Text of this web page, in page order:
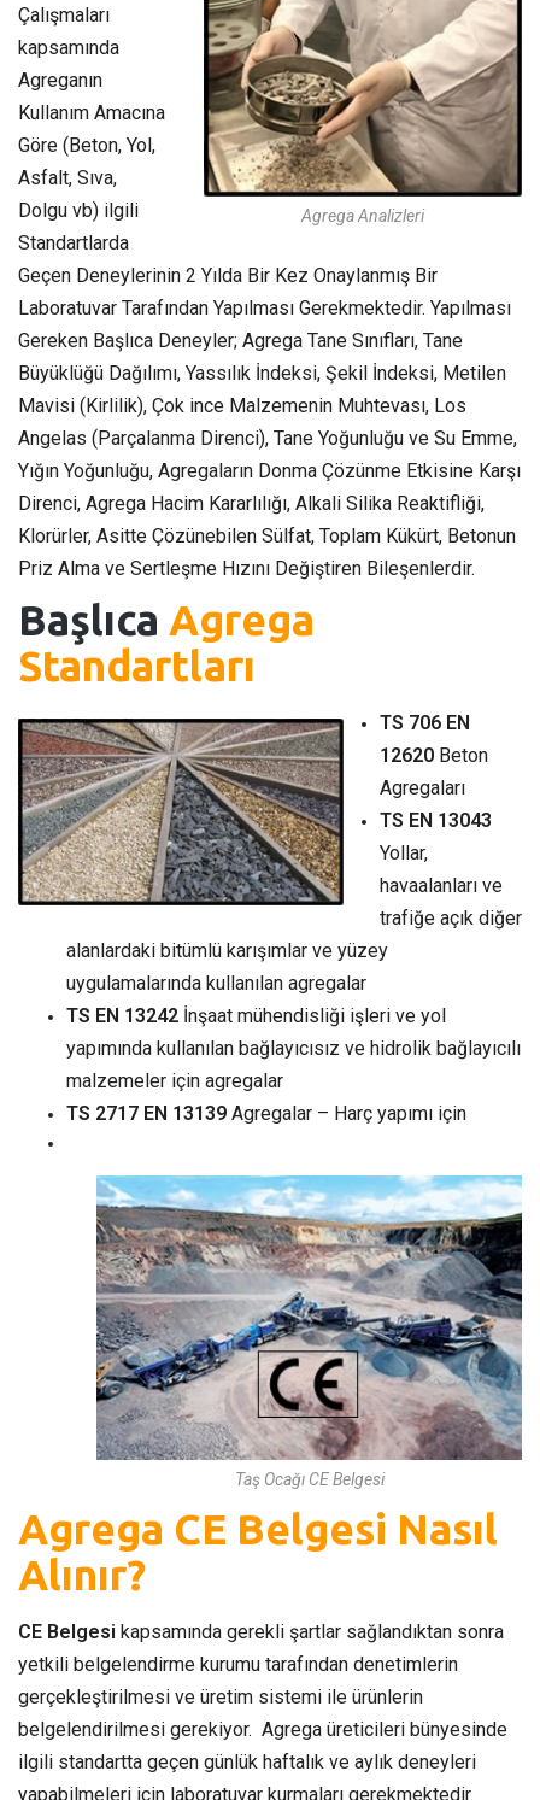
Agrega Analizleri
Çalışmaları
kapsamında
Agreganın
Kullanım Amacına
Göre (Beton, Yol,
Asfalt, Sıva,
Dolgu vb) ilgili
Standartlarda
Geçen Deneylerinin 2 Yılda Bir Kez Onaylanmış Bir
Laboratuvar Tarafından Yapılması Gerekmektedir. Yapılması
Gereken Başlıca Deneyler; Agrega Tane Sınıfları, Tane
Büyüklüğü Dağılımı, Yassılık İndeksi, Şekil İndeksi, Metilen
Mavisi (Kirlilik), Çok ince Malzemenin Muhtevası, Los
Angelas (Parçalanma Direnci), Tane Yoğunluğu ve Su Emme,
Yığın Yoğunluğu, Agregaların Donma Çözünme Etkisine Karşı
Direnci, Agrega Hacim Kararlılığı, Alkali Silika Reaktifliği,
Klorürler, Asitte Çözünebilen Sülfat, Toplam Kükürt, Betonun
Priz Alma ve Sertleşme Hızını Değiştiren Bileşenlerdir.
Başlıca Agrega
Standartları
TS 706 EN
12620 Beton
Agregaları
TS EN 13043
Yollar,
havaalanları ve
trafiğe açık diğer
alanlardaki bitümlü karışımlar ve yüzey
uygulamalarında kullanılan agregalar
TS EN 13242 İnşaat mühendisliği işleri ve yol
yapımında kullanılan bağlayıcısız ve hidrolik bağlayıcılı
malzemeler için agregalar
TS 2717 EN 13139 Agregalar – Harç yapımı için
Taş Ocağı CE Belgesi
Agrega CE Belgesi Nasıl
Alınır?
CE Belgesi kapsamında gerekli şartlar sağlandıktan sonra
yetkili belgelendirme kurumu tarafından denetimlerin
gerçekleştirilmesi ve üretim sistemi ile ürünlerin
belgelendirilmesi gerekiyor. Agrega üreticileri bünyesinde
ilgili standartta geçen günlük haftalık ve aylık deneyleri
yapabilmeleri için laboratuvar kurmaları gerekmektedir.